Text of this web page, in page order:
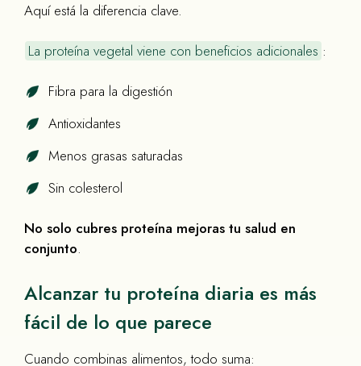
Aquí está la diferencia clave.
La proteína vegetal viene con beneficios adicionales :
Fibra para la digestión
Antioxidantes
Menos grasas saturadas
Sin colesterol
No solo cubres proteína mejoras tu salud en
conjunto.
Alcanzar tu proteína diaria es más
fácil de lo que parece
Cuando combinas alimentos, todo suma: